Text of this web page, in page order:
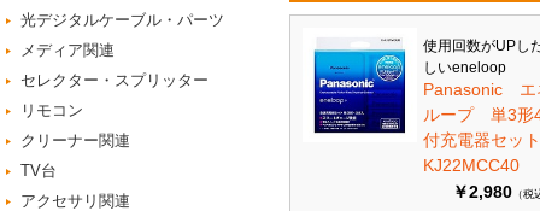
光デジタルケーブル・パーツ
メディア関連
セレクター・スプリッター
リモコン
クリーナー関連
TV台
アクセサリ関連
使用回数がUPし
しいeneloop
Panasonic エ
ループ 単3形
付充電器セッ
KJ22MCC40
￥2,980 （税